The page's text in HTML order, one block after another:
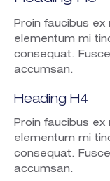
Proin faucibus
elementum mi
consequat.
accumsan.
Heading H4
Proin faucibus
elementum mi
consequat.
accumsan.